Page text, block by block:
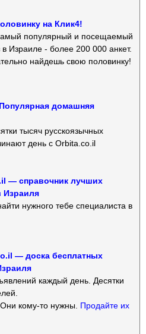
на Клик4!
популярный и посещаемый
в Израиле - более 200 000 анкет.
найдешь свою половинку!
домашняя
тысяч русскоязычных
день с Orbita.co.il
— справочник лучших
Израиля
нужного тебе специалиста в
— доска бесплатных
каждый день. Десятки
кому-то нужны. Продайте их